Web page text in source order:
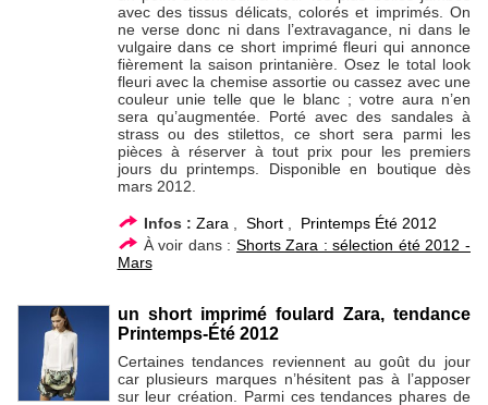
avec des tissus délicats, colorés et imprimés. On
ne verse donc ni dans l’extravagance, ni dans le
vulgaire dans ce short imprimé fleuri qui annonce
fièrement la saison printanière. Osez le total look
fleuri avec la chemise assortie ou cassez avec une
couleur unie telle que le blanc ; votre aura n’en
sera qu’augmentée. Porté avec des sandales à
strass ou des stilettos, ce short sera parmi les
pièces à réserver à tout prix pour les premiers
jours du printemps. Disponible en boutique dès
mars 2012.
Infos : Zara Short, Printemps Été 2012
À voir dans : Shorts Zara : sélection été 2012 -
Mars
un short imprimé foulard Zara, tendance
Printemps-Été 2012
Certaines tendances reviennent au goût du jour
car plusieurs marques n’hésitent pas à l’apposer
sur leur création. Parmi ces tendances phares de